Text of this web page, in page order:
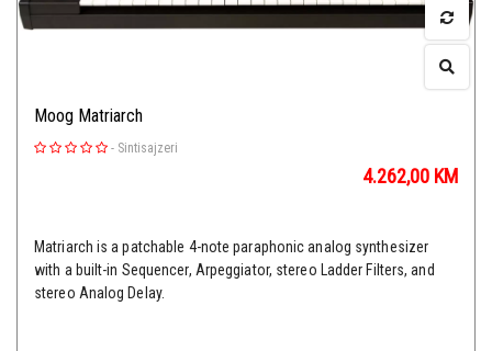
Moog Matriarch
- Sintisajzeri
4.262,00 KM
Matriarch is a patchable 4-note paraphonic analog synthesizer
with a built-in Sequencer, Arpeggiator, stereo Ladder Filters, and
stereo Analog Delay.